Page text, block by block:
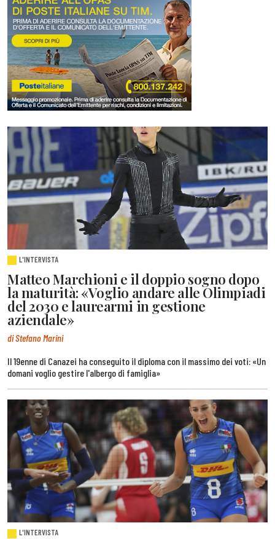
L'INTERVISTA
Matteo Marchioni e il doppio sogno dopo
la maturità: «Voglio andare alle Olimpiadi
del 2030 e laurearmi in gestione
aziendale»
di Stefano Marini
Il 19enne di Canazei ha conseguito il diploma con il massimo dei voti: «Un
domani voglio gestire l'albergo di famiglia»
L'INTERVISTA